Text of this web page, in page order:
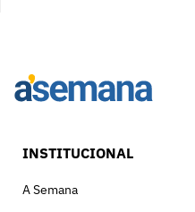
INSTITUCIONAL
A Semana